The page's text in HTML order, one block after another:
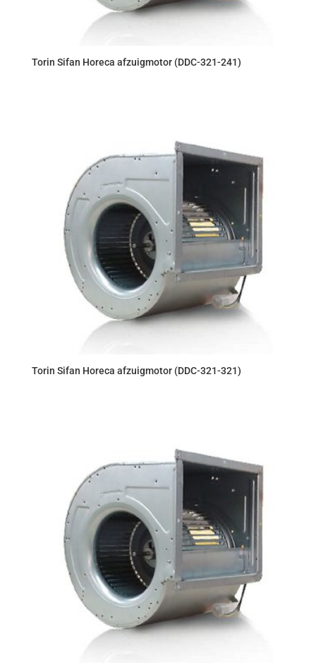
Torin Sifan Horeca afzuigmotor (DDC-321-241)
Torin Sifan Horeca afzuigmotor (DDC-321-321)